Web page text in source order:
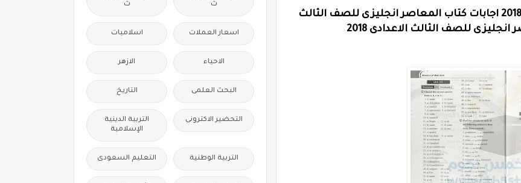
اجابات كتاب المعاصر للصف الثانى الثانوى 2018 اجابات كتاب المعاصر انجليزى للصف الثالث
ث
ث
اسعار العملات اسلاميات
الاحياء الازهر
البحث العلمى التاريخ
التحضير الاكترونى
التربية الدينية
الإسلامية
التربية الوطنية التعليم السعودى